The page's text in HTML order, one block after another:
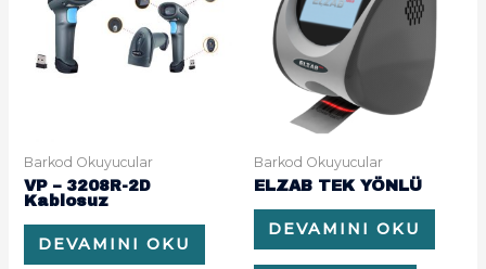
Barkod Okuyucular
VP – 3208R-2D
Kablosuz
DEVAMINI OKU
Barkod Okuyucular
ELZAB TEK YÖNLÜ
DEVAMINI OKU